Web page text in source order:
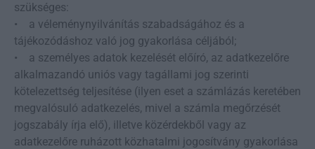
szükséges:
• a véleménynyilvánítás szabadságához és a
tájékozódáshoz való jog gyakorlása céljából;
• a személyes adatok kezelését előíró, az adatkezelőre
alkalmazandó uniós vagy tagállami jog szerinti
kötelezettség teljesítése (ilyen eset a számlázás keretében
megvalósuló adatkezelés, mivel a számla megőrzését
jogszabály írja elő), illetve közérdekből vagy az
adatkezelőre ruházott közhatalmi jogosítvány gyakorlása